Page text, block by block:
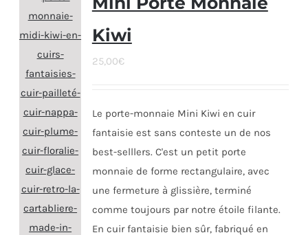
Kiwi
25,00€
Le porte-monnaie Mini Kiwi en cuir
fantaisie est sans conteste un de nos
best-selllers. C'est un petit porte
monnaie de forme rectangulaire, avec
une fermeture à glissière, terminé
comme toujours par notre étoile filante.
En cuir fantaisie bien sûr, fabriqué en